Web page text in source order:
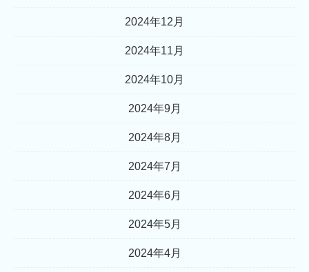
2024年12月
2024年11月
2024年10月
2024年9月
2024年8月
2024年7月
2024年6月
2024年5月
2024年4月